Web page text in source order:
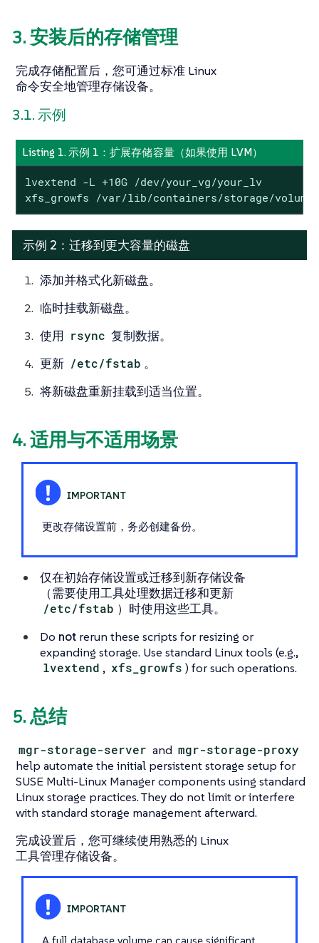
3. 安装后的存储管理
完成存储配置后，您可通过标准 Linux
命令安全地管理存储设备。
3.1. 示例
Listing 1. 示例 1：扩展存储容量（如果使用 LVM）
lvextend -L +10G /dev/your_vg/your_lv
xfs_growfs /var/lib/containers/storage/volumes
示例 2：迁移到更大容量的磁盘
添加并格式化新磁盘。
临时挂载新磁盘。
使用 rsync 复制数据。
更新 /etc/fstab 。
将新磁盘重新挂载到适当位置。
4. 适用与不适用场景
更改存储设置前，务必创建备份。
仅在初始存储设置或迁移到新存储设备
（需要使用工具处理数据迁移和更新
/etc/fstab ）时使用这些工具。
Do not rerun these scripts for resizing or
expanding storage. Use standard Linux tools (e.g.,
lvextend , xfs_growfs ) for such operations.
5. 总结
mgr-storage-server and mgr-storage-proxy
help automate the initial persistent storage setup for
SUSE Multi-Linux Manager components using standard
Linux storage practices. They do not limit or interfere
with standard storage management afterward.
完成设置后，您可继续使用熟悉的 Linux
工具管理存储设备。